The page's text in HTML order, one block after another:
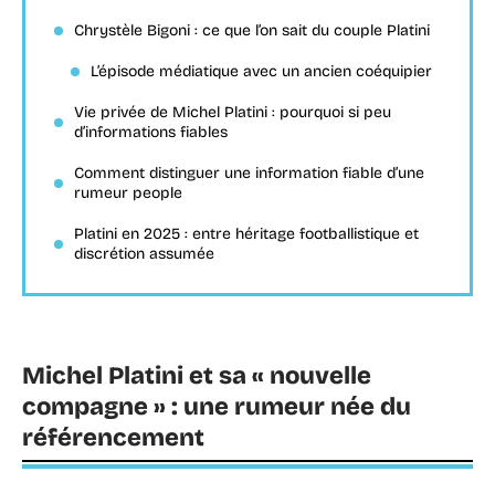
Chrystèle Bigoni : ce que l’on sait du couple Platini
L’épisode médiatique avec un ancien coéquipier
Vie privée de Michel Platini : pourquoi si peu
d’informations fiables
Comment distinguer une information fiable d’une
rumeur people
Platini en 2025 : entre héritage footballistique et
discrétion assumée
Michel Platini et sa « nouvelle
compagne » : une rumeur née du
référencement